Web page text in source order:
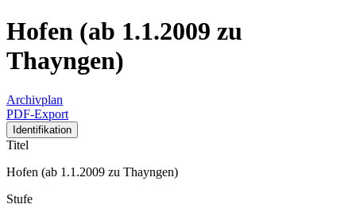
Hofen (ab 1.1.2009 zu
Thayngen)
Archivplan
PDF-Export
Identifikation
Titel
Hofen (ab 1.1.2009 zu Thayngen)
Stufe